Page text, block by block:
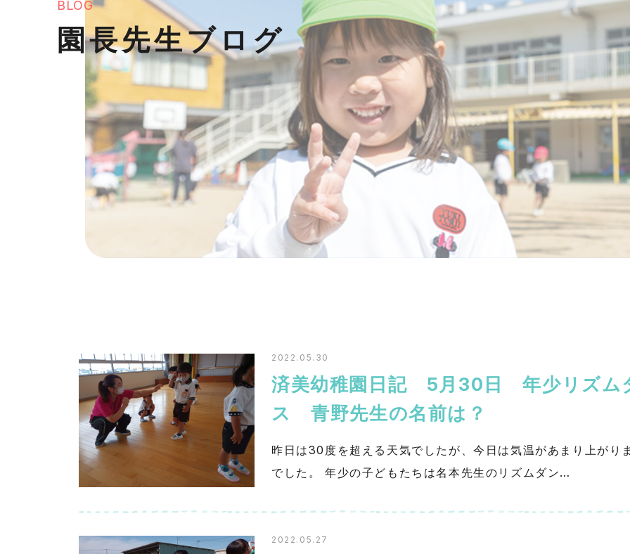
BLOG
園長先生ブログ
2022.05.30
済美幼稚園日記 5月30日 年少リズム
ス 青野先生の名前は？
昨日は30度を超える天気でしたが、今日は気温があまり上がり
でした。 年少の子どもたちは名本先生のリズムダン…
2022.05.27